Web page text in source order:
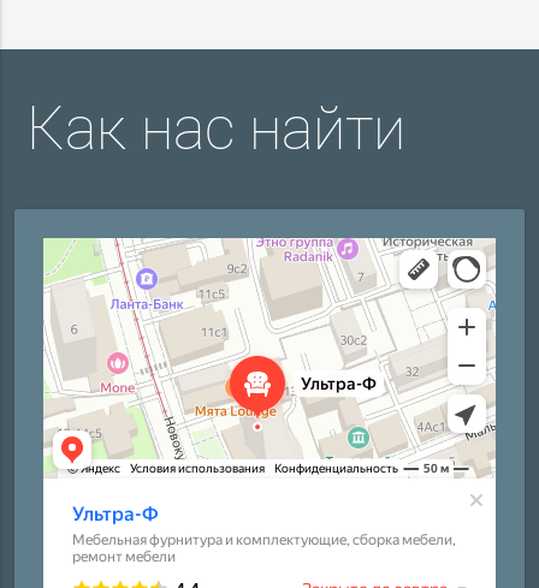
Как нас найти